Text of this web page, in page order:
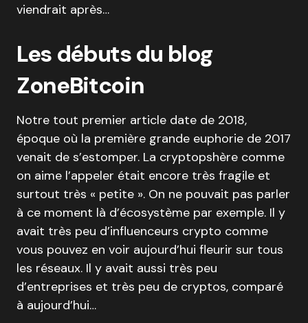
viendrait après…
Les débuts du blog
ZoneBitcoin
Notre tout premier article date de 2018,
époque où la première grande euphorie de 2017
venait de s’estomper. La cryptopshère comme
on aime l’appeler était encore très fragile et
surtout très « petite ». On ne pouvait pas parler
à ce moment là d’écosystème par exemple. Il y
avait très peu d’influenceurs crypto comme
vous pouvez en voir aujourd’hui fleurir sur tous
les réseaux. Il y avait aussi très peu
d’entreprises et très peu de cryptos, comparé
à aujourd’hui…